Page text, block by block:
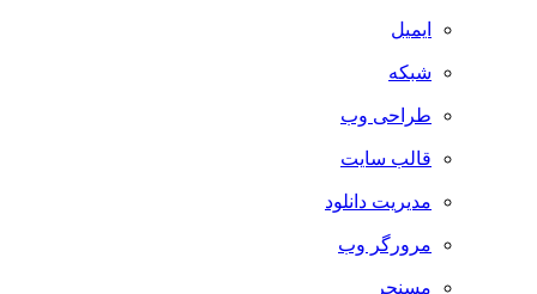
ایمیل
شبکه
طراحی وب
قالب سایت
مدیریت دانلود
مرورگر وب
مسنجر